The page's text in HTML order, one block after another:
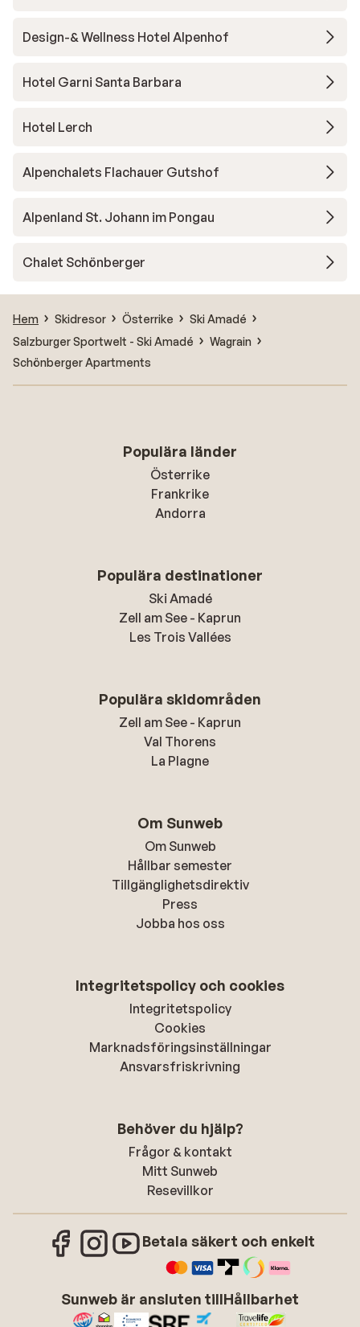
Design-& Wellness Hotel Alpenhof
Hotel Garni Santa Barbara
Hotel Lerch
Alpenchalets Flachauer Gutshof
Alpenland St. Johann im Pongau
Chalet Schönberger
Hem Skidresor Österrike
Ski Amadé
Salzburger Sportwelt - Ski Amadé
Wagrain
Schönberger Apartments
Populära länder
Österrike
Frankrike
Andorra
Populära destinationer
Ski Amadé
Zell am See - Kaprun
Les Trois Vallées
Populära skidområden
Zell am See - Kaprun
Val Thorens
La Plagne
Om Sunweb
Om Sunweb
Hållbar semester
Tillgänglighetsdirektiv
Press
Jobba hos oss
Integritetspolicy och cookies
Integritetspolicy
Cookies
Marknadsföringsinställningar
Ansvarsfriskrivning
Behöver du hjälp?
Frågor & kontakt
Mitt Sunweb
Resevillkor
Betala säkert och enkelt
Sunweb är ansluten tillHållbarhet